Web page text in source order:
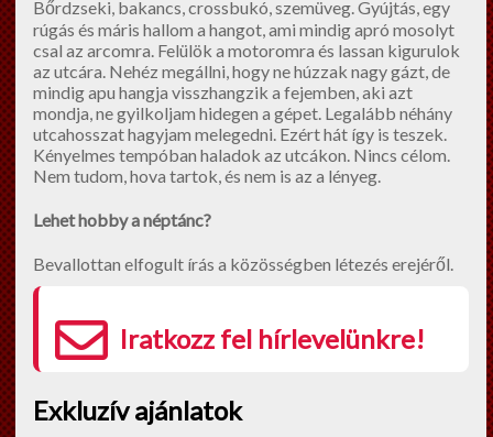
Bőrdzseki, bakancs, crossbukó, szemüveg. Gyújtás, egy
rúgás és máris hallom a hangot, ami mindig apró mosolyt
csal az arcomra. Felülök a motoromra és lassan kigurulok
az utcára. Nehéz megállni, hogy ne húzzak nagy gázt, de
mindig apu hangja visszhangzik a fejemben, aki azt
mondja, ne gyilkoljam hidegen a gépet. Legalább néhány
utcahosszat hagyjam melegedni. Ezért hát így is teszek.
Kényelmes tempóban haladok az utcákon. Nincs célom.
Nem tudom, hova tartok, és nem is az a lényeg.
Lehet hobby a néptánc?
Bevallottan elfogult írás a közösségben létezés erejéről.
Iratkozz fel hírlevelünkre!
Exkluzív ajánlatok